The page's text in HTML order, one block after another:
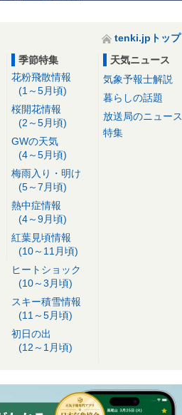
tenki.jpトップ
季節特集
花粉飛散情報
(1～5月頃)
桜開花情報
(2～5月頃)
GWの天気
(4～5月頃)
梅雨入り・明け
(5～7月頃)
熱中症情報
(4～9月頃)
紅葉見頃情報
(10～11月頃)
ヒートショック
(10～3月頃)
スキー積雪情報
(11～5月頃)
初日の出
(12～1月頃)
天気ニュース
気象予報士解説
暮らしの話題
放送局のニュース
特集